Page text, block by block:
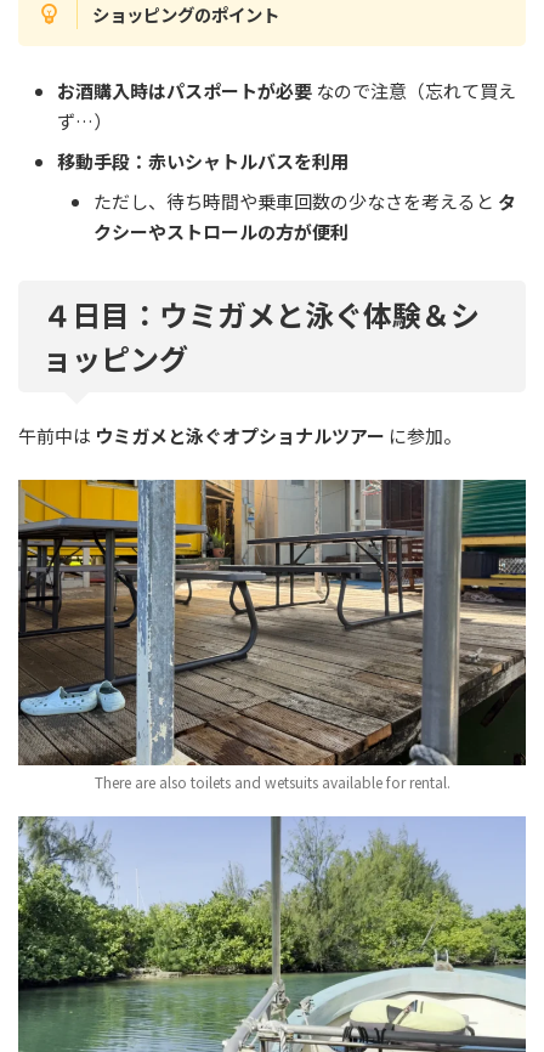
ショッピングのポイント
お酒購入時はパスポートが必要 なので注意（忘れて買え
ず…）
移動手段：赤いシャトルバスを利用
ただし、待ち時間や乗車回数の少なさを考えると タ
クシーやストロールの方が便利
４日目：ウミガメと泳ぐ体験＆シ
ョッピング
午前中は ウミガメと泳ぐオプショナルツアー に参加。
There are also toilets and wetsuits available for rental.